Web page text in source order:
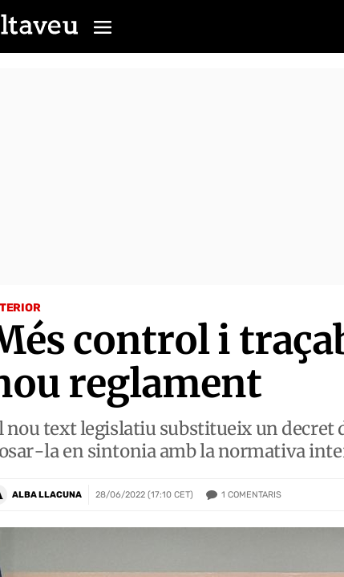
control i
reglament
nou text legislatiu substitueix un
la en sintonia amb la normativa
ALBA LLACUNA 28/06/2022 (17:10 CET) 1 COMENTARIS